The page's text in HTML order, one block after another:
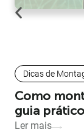
Dicas de
Como
guia
Ler mais